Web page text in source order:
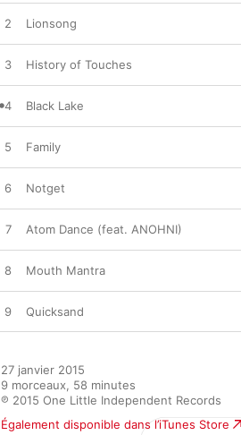
2 Lionsong
3 History of Touches
4 Black Lake
5 Family
6 Notget
7 Atom Dance (feat. ANOHNI)
8 Mouth Mantra
9 Quicksand
27 janvier 2015
9 morceaux, 58 minutes
℗ 2015 One Little Independent Records
Également disponible dans l’iTunes Store